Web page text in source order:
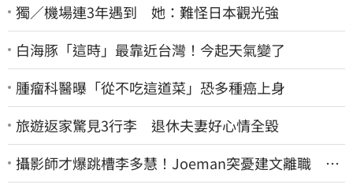
獨／機場連3年遇到 她：難怪日本觀光強
白海豚「這時」最靠近台灣！今起天氣變了
腫瘤科醫曝「從不吃這道菜」恐多種癌上身
旅遊返家驚見3行李 退休夫妻好心情全毀
攝影師才爆跳槽李多慧！Joeman突憂建文離職 發
聲「其實我很清楚」